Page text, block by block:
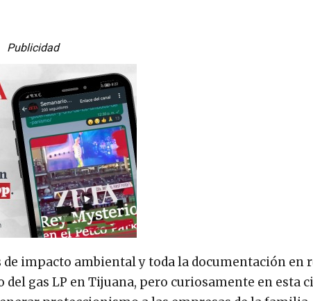
Publicidad
impacto ambiental y toda la documentación en
gas LP en Tijuana, pero curiosamente en esta